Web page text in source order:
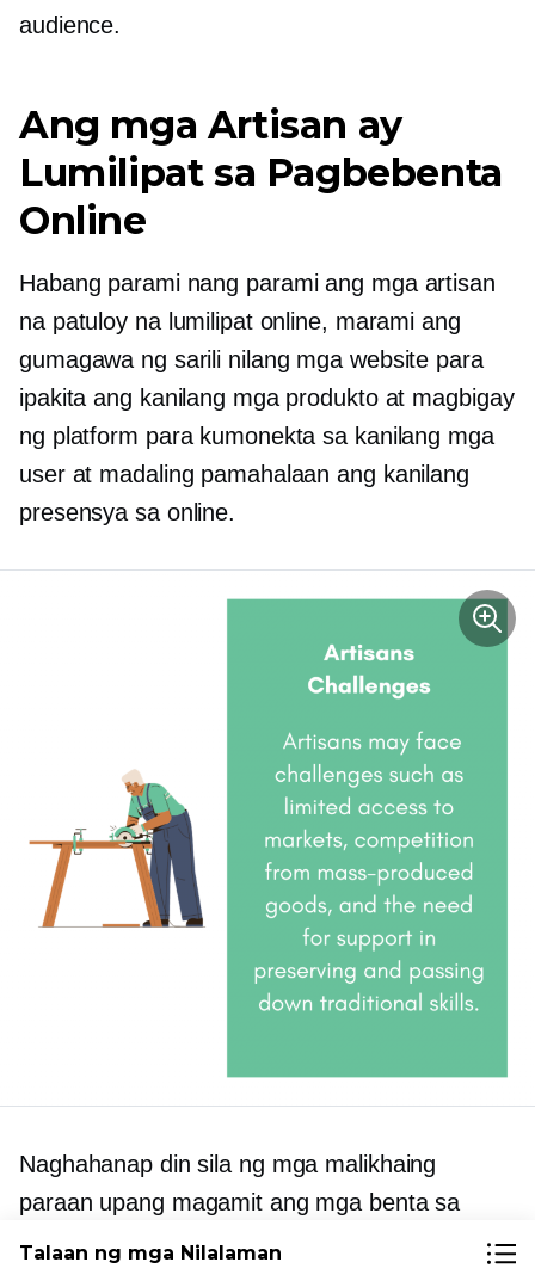
audience.
Ang mga Artisan ay
Lumilipat sa Pagbebenta
Online
Habang parami nang parami ang mga artisan
na patuloy na lumilipat online, marami ang
gumagawa ng sarili nilang mga website para
ipakita ang kanilang mga produkto at magbigay
ng platform para kumonekta sa kanilang mga
user at madaling pamahalaan ang kanilang
presensya sa online.
Naghahanap din sila ng mga malikhaing
paraan upang magamit ang mga benta sa
pamamagitan ng online marketing, gamit ang
Talaan ng mga Nilalaman